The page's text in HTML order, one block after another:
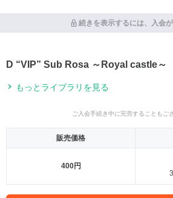
続きを表示するには、入会
D “VIP” Sub Rosa ～Royal castle～
もっとライブラリを見る
ご入会手続き中に完売することもご
販売価格
400円